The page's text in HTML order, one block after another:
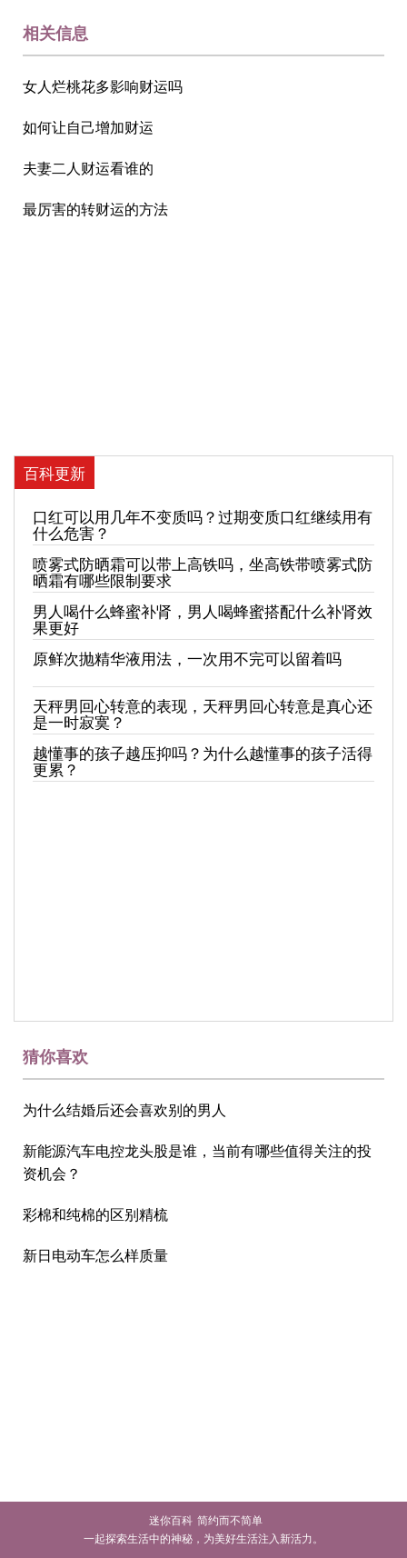
相关信息
女人烂桃花多影响财运吗
如何让自己增加财运
夫妻二人财运看谁的
最厉害的转财运的方法
百科更新
口红可以用几年不变质吗？过期变质口红继续用有
什么危害？
喷雾式防晒霜可以带上高铁吗，坐高铁带喷雾式防
晒霜有哪些限制要求
男人喝什么蜂蜜补肾，男人喝蜂蜜搭配什么补肾效
果更好
原鲜次抛精华液用法，一次用不完可以留着吗
天秤男回心转意的表现，天秤男回心转意是真心还
是一时寂寞？
越懂事的孩子越压抑吗？为什么越懂事的孩子活得
更累？
猜你喜欢
为什么结婚后还会喜欢别的男人
新能源汽车电控龙头股是谁，当前有哪些值得关注的投
资机会？
彩棉和纯棉的区别精梳
新日电动车怎么样质量
迷你百科 简约而不简单
一起探索生活中的神秘，为美好生活注入新活力。